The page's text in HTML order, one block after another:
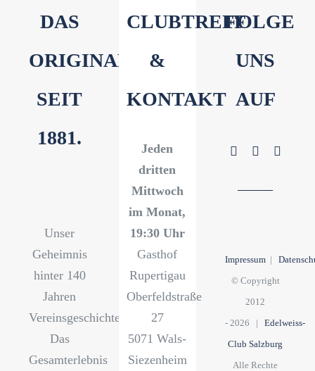
DAS
ORIGINAL
SEIT
1881.
Unser
Geheimnis
hinter 140
Jahren
Vereinsgeschichte?
Das
Gesamterlebnis
CLUBTREFF
&
KONTAKT
Jeden
dritten
Mittwoch
im Monat,
19:30 Uhr
Gasthof
Rupertigau
Oberfeldstraße
27
5071 Wals-
Siezenheim
FOLGE
UNS
AUF
Impressum|
© Copyright
2012
- 2026 | Edelweiss-
Club Salzburg
Alle Rechte